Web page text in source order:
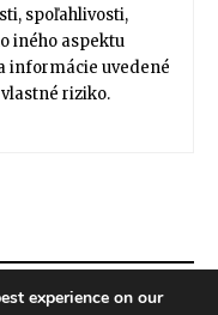
spoľahlivosti,
iného aspektu
informácie uvedené
riziko.
experience on our